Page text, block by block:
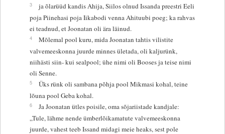
3
ja õlarüüd kandis Ahija, Siilos olnud Issanda preestri Eeli
poja Piinehasi poja Iikabodi venna Ahituubi poeg; ka rahvas
ei teadnud, et Joonatan oli ära läinud.
4
Mõlemal pool kuru, mida Joonatan tahtis vilistite
valvemeeskonna juurde minnes ületada, oli kaljurünk,
niihästi siin- kui sealpool; ühe nimi oli Booses ja teise nimi
oli Senne.
5
Üks rünk oli sambana põhja pool Mikmasi kohal, teine
lõuna pool Geba kohal.
6
Ja Joonatan ütles poisile, oma sõjariistade kandjale:
„Tule, lähme nende ümberlõikamatute valvemeeskonna
juurde, vahest teeb Issand midagi meie heaks, sest pole